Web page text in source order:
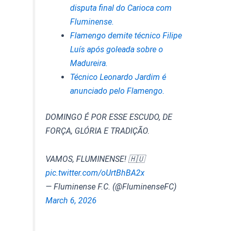
disputa final do Carioca com
Fluminense.
Flamengo demite técnico Filipe
Luís após goleada sobre o
Madureira.
Técnico Leonardo Jardim é
anunciado pelo Flamengo.
DOMINGO É POR ESSE ESCUDO, DE
FORÇA, GLÓRIA E TRADIÇÃO.
VAMOS, FLUMINENSE! 🇭🇺
pic.twitter.com/oUrtBhBA2x
— Fluminense F.C. (@FluminenseFC)
March 6, 2026